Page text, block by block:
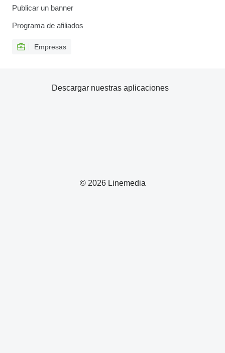
Publicar un banner
Programa de afiliados
Empresas
© 2026 Linemedia
Descargar nuestras aplicaciones